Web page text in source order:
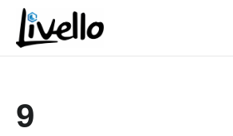
content
Einsatzgebiete
9